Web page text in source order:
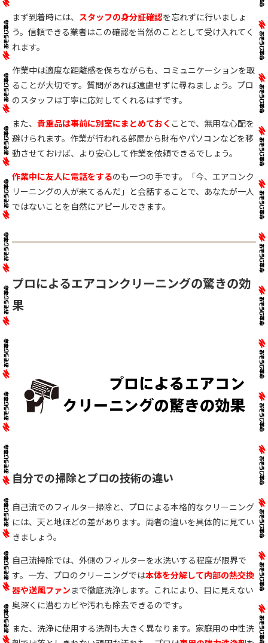
まず到着時には、 スタッフの身分証確認を忘れずに行いましょ
う。信頼できる業者はこの確認を当然のこととして受け入れてく
れます。
作業中は適度な距離感を保ちながらも、コミュニケーションを取
ることが大切です。質問があれば遠慮せずに尋ねましょう。プロ
のスタッフは丁寧に応対してくれるはずです。
また、 貴重品は事前に別室にまとめておく ことで、無用な心配を
避けられます。作業が行われる部屋から財布やパソコンなどを移
動させておけば、より安心して作業を依頼できるでしょう。
作業中に友人に電話をするのも一つの手です。「今、エアコンク
リーニングの人が来てるんだ」と会話することで、あなたが一人
ではないことを自然にアピールできます。
プロによるエアコンクリーニングの驚きの効
果
自分での掃除とプロの技術の違い
自己流でのフィルター掃除と、プロによる本格的なクリーニング
には、天と地ほどの差があります。両者の違いを具体的に見てい
きましょう。
自己流掃除では、外側のフィルターを水洗いする程度が限界で
す。一方、プロのクリーニングでは本体を分解して内部の熱交換
器や送風ファンまで徹底洗浄します。これにより、目に見えない
奥深くに潜むカビや汚れも除去できるのです。
また、洗浄に使用する洗剤も大きく異なります。家庭用の中性洗